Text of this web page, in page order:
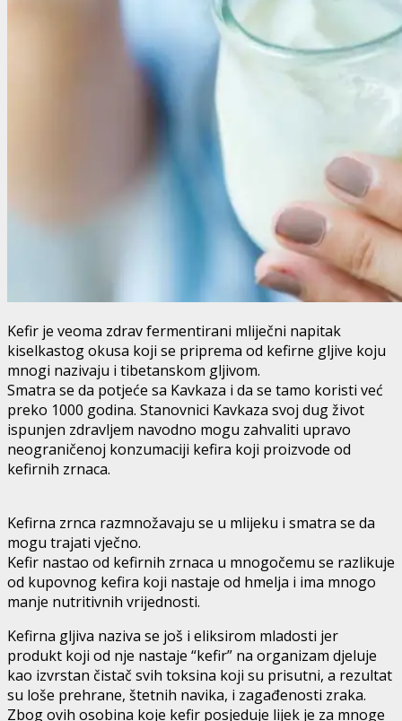
Kefir je veoma zdrav fermentirani mliječni napitak
kiselkastog okusa koji se priprema od kefirne gljive koju
mnogi nazivaju i tibetanskom gljivom.
Smatra se da potjeće sa Kavkaza i da se tamo koristi već
preko 1000 godina. Stanovnici Kavkaza svoj dug život
ispunjen zdravljem navodno mogu zahvaliti upravo
neograničenoj konzumaciji kefira koji proizvode od
kefirnih zrnaca.
Kefirna zrnca razmnožavaju se u mlijeku i smatra se da
mogu trajati vječno.
Kefir nastao od kefirnih zrnaca u mnogočemu se razlikuje
od kupovnog kefira koji nastaje od hmelja i ima mnogo
manje nutritivnih vrijednosti.
Kefirna gljiva naziva se još i eliksirom mladosti jer
produkt koji od nje nastaje “kefir” na organizam djeluje
kao izvrstan čistač svih toksina koji su prisutni, a rezultat
su loše prehrane, štetnih navika, i zagađenosti zraka.
Zbog ovih osobina koje kefir posjeduje lijek je za mnoge